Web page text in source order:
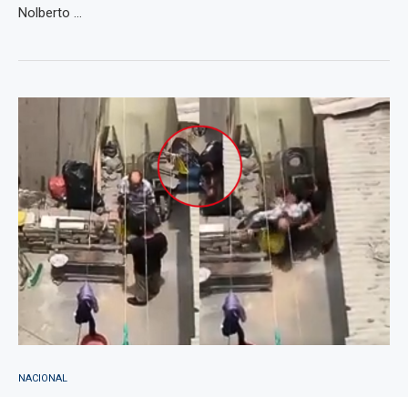
Nolberto ...
NACIONAL